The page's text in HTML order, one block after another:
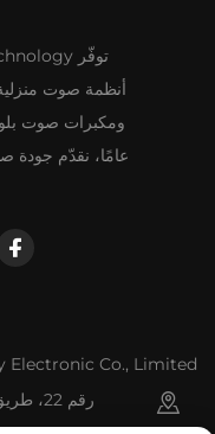
أنظمة صوت
عامًا، نقدّم جودة
Electronic Co., Limited
رقم